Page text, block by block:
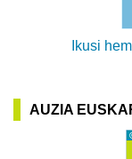
Ikusi
AUZIA